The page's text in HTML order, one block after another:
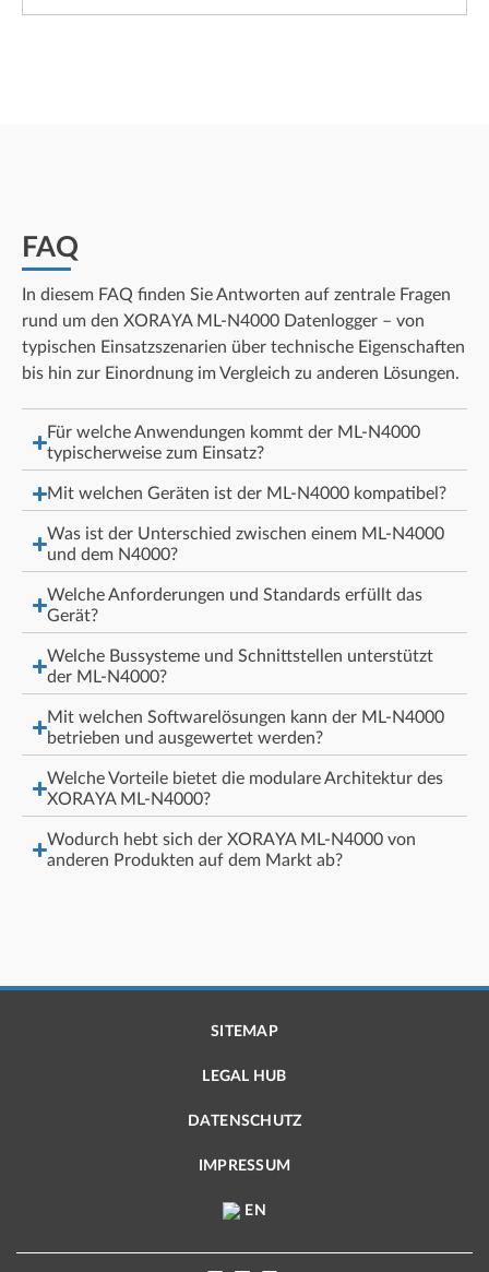
FAQ
In diesem FAQ finden Sie Antworten auf zentrale Fragen
rund um den XORAYA ML-N4000 Datenlogger – von
typischen Einsatzszenarien über technische Eigenschaften
bis hin zur Einordnung im Vergleich zu anderen Lösungen.
Für welche Anwendungen kommt der ML-N4000
typischerweise zum Einsatz?
Mit welchen Geräten ist der ML-N4000 kompatibel?
Was ist der Unterschied zwischen einem ML-N4000
und dem N4000?
Welche Anforderungen und Standards erfüllt das
Gerät?
Welche Bussysteme und Schnittstellen unterstützt
der ML-N4000?
Mit welchen Softwarelösungen kann der ML-N4000
betrieben und ausgewertet werden?
Welche Vorteile bietet die modulare Architektur des
XORAYA ML-N4000?
Wodurch hebt sich der XORAYA ML-N4000 von
anderen Produkten auf dem Markt ab?
SITEMAP
LEGAL HUB
DATENSCHUTZ
IMPRESSUM
EN